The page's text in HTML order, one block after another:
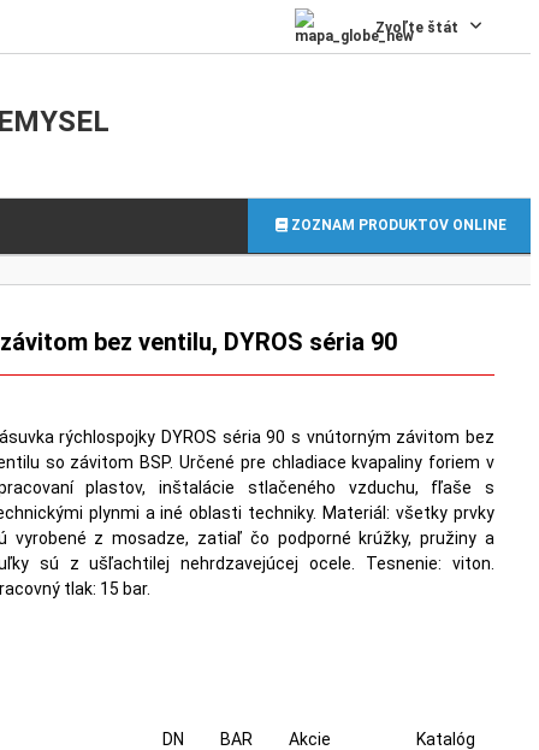
Zvoľte štát
ZOZNAM PRODUKTOV ONLINE
bez ventilu, DYROS séria 90
rýchlospojky DYROS séria 90 s vnútorným závitom bez
so závitom BSP. Určené pre chladiace kvapaliny foriem v
plastov, inštalácie stlačeného vzduchu, fľaše s
plynmi a iné oblasti techniky. Materiál: všetky prvky
vyrobené z mosadze, zatiaľ čo podporné krúžky, pružiny a
sú z ušľachtilej nehrdzavejúcej ocele. Tesnenie: viton.
tlak: 15 bar.
DN BAR Akcie Katalóg